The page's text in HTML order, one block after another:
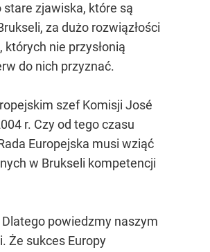
zjawiska, które są
za dużo rozwiązłości
nie przysłonią
do nich przyznać.
szef Komisji José
r. Czy od tego czasu
Europejska musi wziąć
w Brukseli kompetencji
powiedzmy naszym
Że sukces Europy